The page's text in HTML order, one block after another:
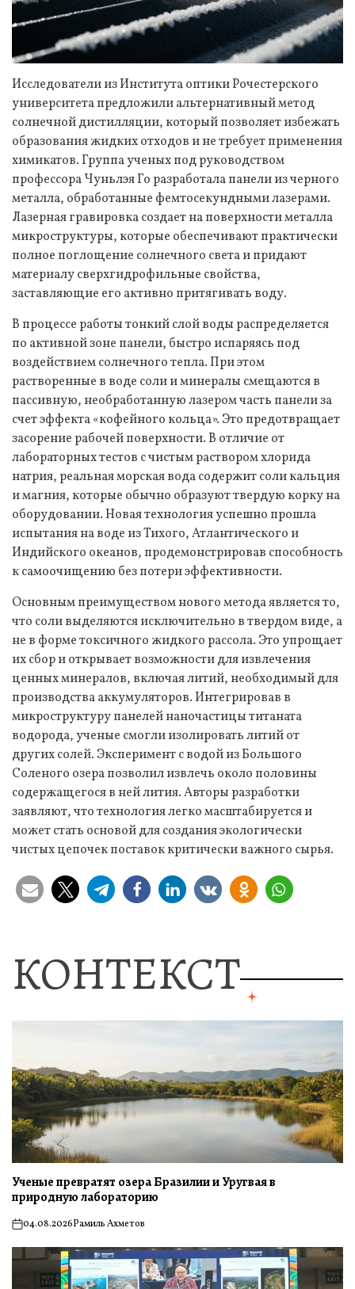
Исследователи из Института оптики Рочестерского
университета предложили альтернативный метод
солнечной дистилляции, который позволяет избежать
образования жидких отходов и не требует применения
химикатов. Группа ученых под руководством
профессора Чуньлэя Го разработала панели из черного
металла, обработанные фемтосекундными лазерами.
Лазерная гравировка создает на поверхности металла
микроструктуры, которые обеспечивают практически
полное поглощение солнечного света и придают
материалу сверхгидрофильные свойства,
заставляющие его активно притягивать воду.
В процессе работы тонкий слой воды распределяется
по активной зоне панели, быстро испаряясь под
воздействием солнечного тепла. При этом
растворенные в воде соли и минералы смещаются в
пассивную, необработанную лазером часть панели за
счет эффекта «кофейного кольца». Это предотвращает
засорение рабочей поверхности. В отличие от
лабораторных тестов с чистым раствором хлорида
натрия, реальная морская вода содержит соли кальция
и магния, которые обычно образуют твердую корку на
оборудовании. Новая технология успешно прошла
испытания на воде из Тихого, Атлантического и
Индийского океанов, продемонстрировав способность
к самоочищению без потери эффективности.
Основным преимуществом нового метода является то,
что соли выделяются исключительно в твердом виде, а
не в форме токсичного жидкого рассола. Это упрощает
их сбор и открывает возможности для извлечения
ценных минералов, включая литий, необходимый для
производства аккумуляторов. Интегрировав в
микроструктуру панелей наночастицы титаната
водорода, ученые смогли изолировать литий от
других солей. Эксперимент с водой из Большого
Соленого озера позволил извлечь около половины
содержащегося в ней лития. Авторы разработки
заявляют, что технология легко масштабируется и
может стать основой для создания экологически
чистых цепочек поставок критически важного сырья.
КОНТЕКСТ
Ученые превратят озера Бразилии и Уругвая в
природную лабораторию
on04.08.2026Рамиль Ахметов